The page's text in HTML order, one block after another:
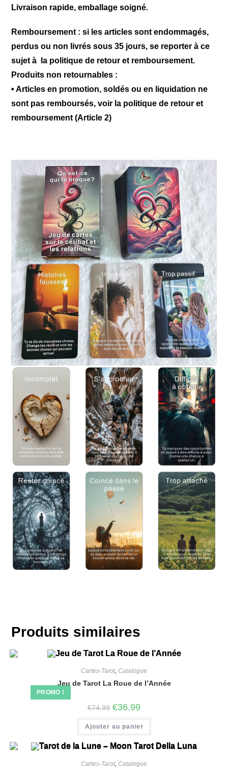
Livraison rapide, emballage soigné.
Remboursement : si les articles sont endommagés,
perdus ou non livrés sous 35 jours, se reporter à ce
sujet à
la politique de retour et remboursement.
Produits non retournables :
• Articles en promotion, soldés ou en liquidation ne
sont pas remboursés, voir la politique de retour et
remboursement(Article 2)
Produits similaires
PROMO !
Cartes-Tarot, Catalogue
Jeu de Tarot La Roue de l’Année
€74.99 €36.99
Ajouter au panier
Cartes-Tarot, Catalogue